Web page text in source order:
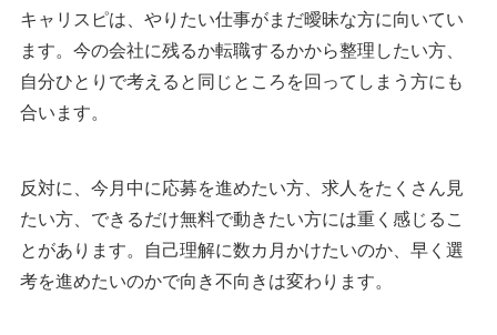
キャリスピは、やりたい仕事がまだ曖昧な方に向いてい
ます。今の会社に残るか転職するかから整理したい方、
自分ひとりで考えると同じところを回ってしまう方にも
合います。
反対に、今月中に応募を進めたい方、求人をたくさん見
たい方、できるだけ無料で動きたい方には重く感じるこ
とがあります。自己理解に数カ月かけたいのか、早く選
考を進めたいのかで向き不向きは変わります。